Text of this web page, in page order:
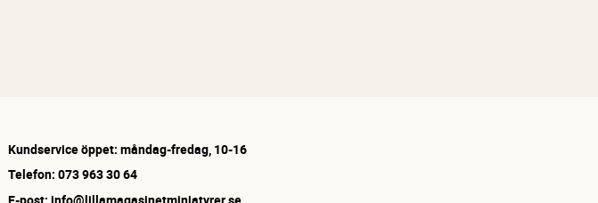
Kundservice öppet: måndag-fredag, 10-16
Telefon: 073 963 30 64